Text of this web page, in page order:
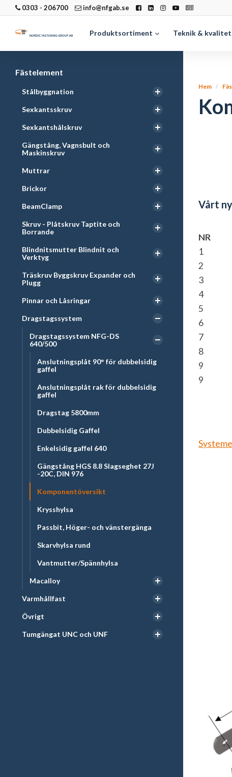
0303 - 206700 info@nfgab.se
Produktsortiment Teknik & kvalitet
Fästelement
Stålbyggnation
Sexkantsskruv
Sexkantshålskruv
Gängstång, Vagnsbult och
Maskinskruv
Muttrar
Brickor
BeamClamp
Skruv - Plåtskruv Taptite och
Borrande
Blindnitsmutter Blindnit och
Verktyg
Träskruv Byggskruv Expander och
Plugg
Pinnar och Låsringar
Dragstagssystem
Dragstagssystem NFG-DS
640/500
Anslutningsplåt 90° för dubbelsidig
gaffel
Anslutningsplåt rak för dubbelsidig
gaffel
Dragstag 5800mm
Dubbelsidig Gaffel
Enkelsidig gaffel 640
Gängstång HGS 8.8 Slagseghet 27J
-20C, DIN 976
Komponentöversikt
Krysshylsa
Passbit, Höger- och vänstergänga
Skarvhylsa rund
Vantmutter/Spännhylsa
Macalloy
Varmhållfast
Övrigt
Tumgängat UNC och UNF
Hem
Vårt
NR
1
2
3
4
5
6
7
8
9
9